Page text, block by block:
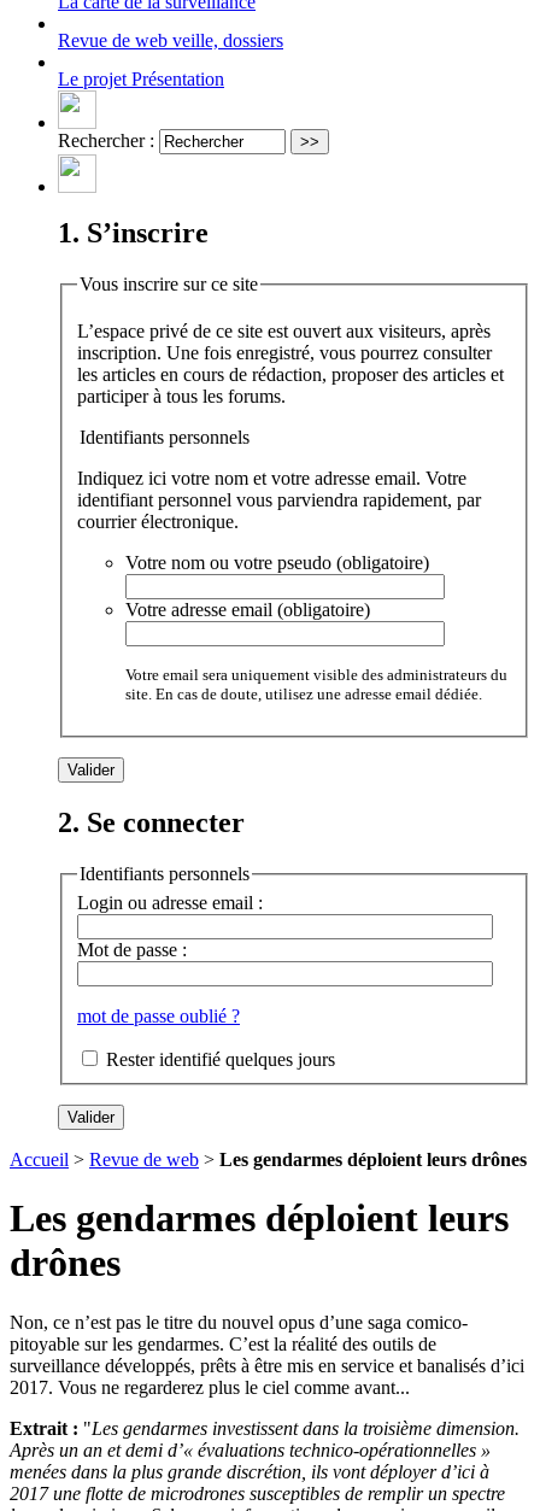
Revue de web veille, dossiers
Le projet Présentation
Rechercher :
1. S’inscrire
Vous inscrire sur ce site
L’espace privé de ce site est ouvert aux visiteurs, après
inscription. Une fois enregistré, vous pourrez consulter
les articles en cours de rédaction, proposer des articles et
participer à tous les forums.
Identifiants personnels
Indiquez ici votre nom et votre adresse email. Votre
identifiant personnel vous parviendra rapidement, par
courrier électronique.
Votre nom ou votre pseudo (obligatoire)
Votre adresse email (obligatoire)
Votre email sera uniquement visible des administrateurs du
site. En cas de doute, utilisez une adresse email dédiée.
2. Se connecter
Identifiants personnels
Login ou adresse email :
Mot de passe :
mot de passe oublié ?
Rester identifié quelques jours
Accueil > Revue de web > Les gendarmes déploient leurs drônes
Les gendarmes déploient leurs
drônes
Non, ce n’est pas le titre du nouvel opus d’une saga comico-
pitoyable sur les gendarmes. C’est la réalité des outils de
surveillance développés, prêts à être mis en service et banalisés d’ici
2017. Vous ne regarderez plus le ciel comme avant...
Extrait : "Les gendarmes investissent dans la troisième dimension.
Après un an et demi d’« évaluations technico-opérationnelles »
menées dans la plus grande discrétion, ils vont déployer d’ici à
2017 une flotte de microdrones susceptibles de remplir un spectre